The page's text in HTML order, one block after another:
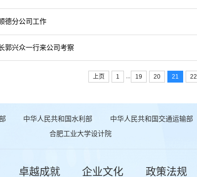
德分公司工作
郭兴众一行来公司考察
上页 1 ... 19 20 21 22
中华人民共和国水利部 中华人民共和国交通运输部
合肥工业大学设计院
卓越成就 企业文化 政策法规